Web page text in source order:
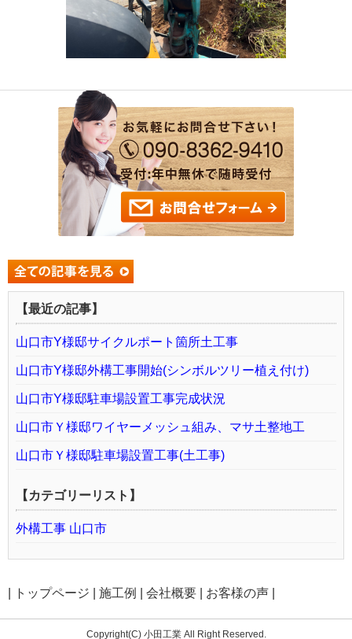
【最近の記事】
山口市Y様邸サイクルポート箇所土工事
山口市Y様邸外構工事開始(シンボルツリー植え付け)
山口市Y様邸駐車場設置工事完成状況
山口市Ｙ様邸ワイヤーメッシュ組み、マサ土整地工
山口市Ｙ様邸駐車場設置工事(土工事)
【カテゴリーリスト】
外構工事 山口市
トップページ 施工例 会社概要 お客様の声
Copyright(C) 小田工業 All Right Reserved.